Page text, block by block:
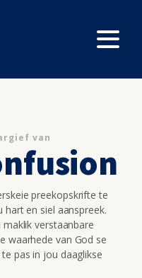
van
preekopskrifte te
en siel aanspreek.
maklik verstaanbare
waarhede van God se
pas in jou daaglikse